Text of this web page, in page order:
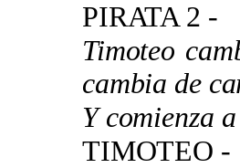
Timoteo
cambia de
Y comienza
TIMOTEO